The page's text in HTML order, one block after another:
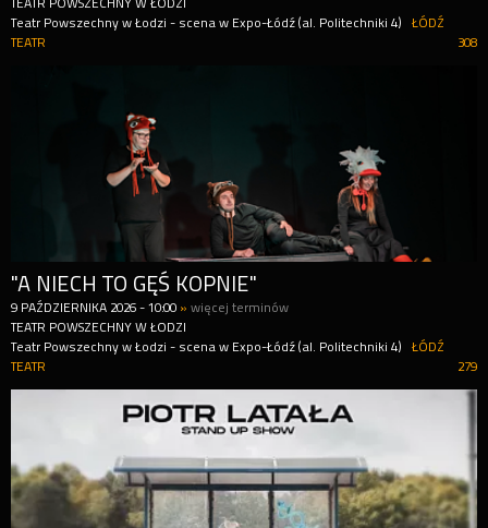
TEATR POWSZECHNY W ŁODZI
Teatr Powszechny w Łodzi - scena w Expo-Łódź (al. Politechniki 4)
ŁÓDŹ
308
TEATR
"A NIECH TO GĘŚ KOPNIE"
9 PAŹDZIERNIKA 2026 -10:00 »więcej terminów
TEATR POWSZECHNY W ŁODZI
Teatr Powszechny w Łodzi - scena w Expo-Łódź (al. Politechniki 4)
ŁÓDŹ
279
TEATR